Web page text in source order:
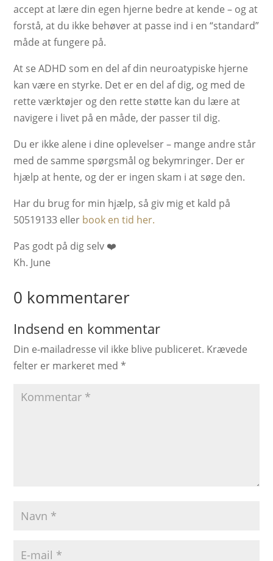
accept at lære din egen hjerne bedre at kende – og at
forstå, at du ikke behøver at passe ind i en “standard”
måde at fungere på.
At se ADHD som en del af din neuroatypiske hjerne
kan være en styrke. Det er en del af dig, og med de
rette værktøjer og den rette støtte kan du lære at
navigere i livet på en måde, der passer til dig.
Du er ikke alene i dine oplevelser – mange andre står
med de samme spørgsmål og bekymringer. Der er
hjælp at hente, og der er ingen skam i at søge den.
Har du brug for min hjælp, så giv mig et kald på
50519133 eller book en tid her.
Pas godt på dig selv ❤️
Kh. June
0 kommentarer
Indsend en kommentar
Din e-mailadresse vil ikke blive publiceret. Krævede
felter er markeret med*